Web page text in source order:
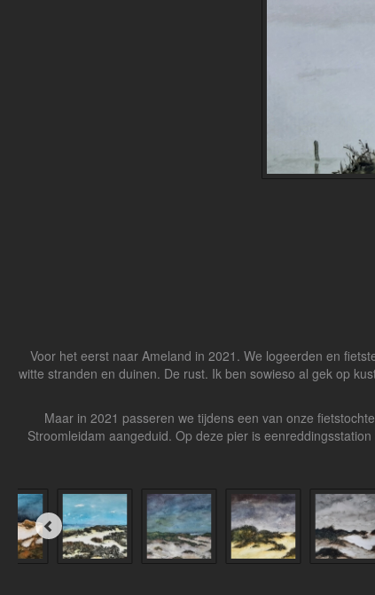
Voor het eerst naar Ameland in 2021. We logeerden en
witte stranden en duinen. De rust. Ik ben sowieso al gek op
Maar in 2021 passeren we tijdens een van onze
Stroomleidam aangeduid. Op deze pier is